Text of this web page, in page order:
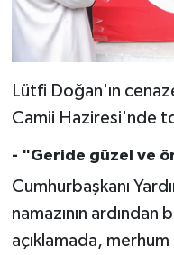
Lütfi Doğan'ın
Camii Haziresi'nde
- "Geride güzel ve
Cumhurbaşkanı
namazının ardından
açıklamada,
Eskişehir
Gaziantep
Giresun
Hakkari